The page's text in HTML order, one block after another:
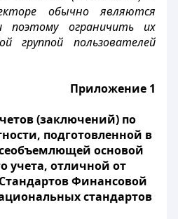
обычно являются
поэтому ограничить их
группой пользователей
Приложение 1
(заключений) по
подготовленной в
основой
учета, отличной от
Финансовой
стандартов